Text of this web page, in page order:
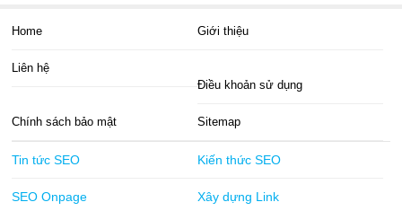
Home Giới thiệu
Liên hệ
Điều khoản sử dụng
Chính sách bảo mật Sitemap
Tin tức SEO Kiến thức SEO
SEO Onpage Xây dựng Link